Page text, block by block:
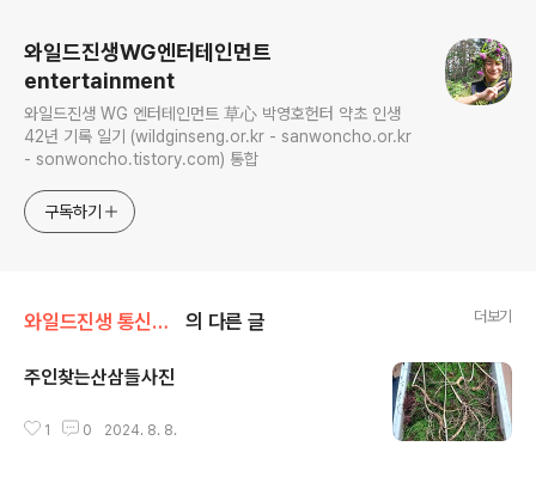
와일드진생WG엔터테인먼트
entertainment
와일드진생 WG 엔터테인먼트 草心 박영호헌터 약초 인생
42년 기록 일기 (wildginseng.or.kr - sanwoncho.or.kr
- sonwoncho.tistory.com) 통합
구독하기
와일드진생 통신판매 스토어 의 다른 글 더보기
주인찾는산삼들사진
1 0 2024. 8. 8.